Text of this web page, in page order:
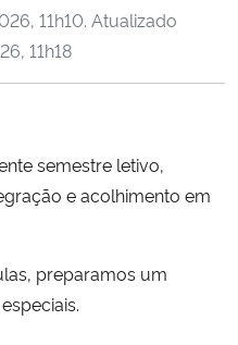
e Comunicações
11h10. Atualizado
11h18
semestre letivo,
e acolhimento em
preparamos um